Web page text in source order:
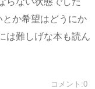
とか希望はどうにか
は難しげな本も読ん
コメント:0